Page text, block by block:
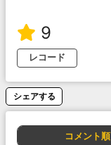
9
レコード
シェアする
コメント順